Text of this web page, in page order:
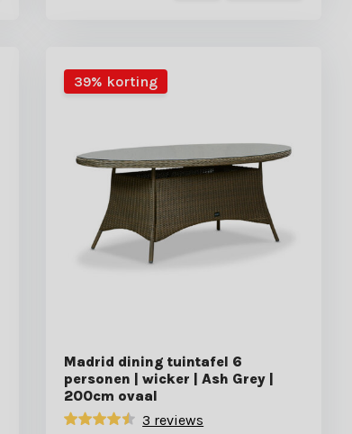
39% korting
Madrid dining tuintafel 6
personen | wicker | Ash Grey |
200cm ovaal
3 reviews